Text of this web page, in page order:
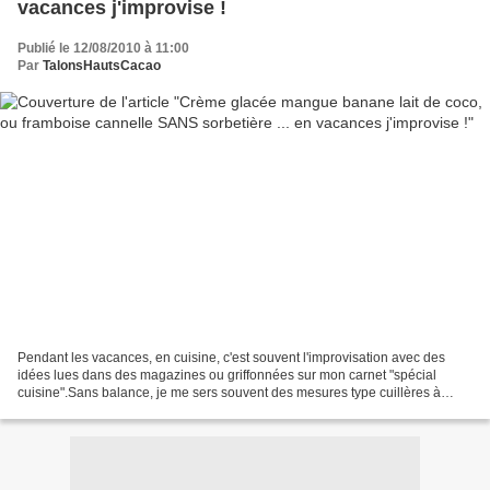
vacances j'improvise !
Publié le 12/08/2010 à 11:00
Par TalonsHautsCacao
Pendant les vacances, en cuisine, c'est souvent l'improvisation avec des
idées lues dans des magazines ou griffonnées sur mon carnet "spécial
cuisine".Sans balance, je me sers souvent des mesures type cuillères à